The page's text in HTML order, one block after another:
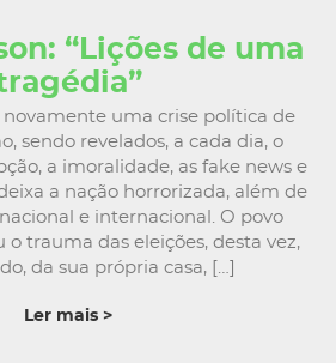
“Lições de uma
novamente uma crise política de
sendo revelados, a cada dia, o
a imoralidade, as fake news e
a nação horrorizada, além de
e internacional. O povo
o trauma das eleições, desta vez,
da sua própria casa, […]
Ler mais >